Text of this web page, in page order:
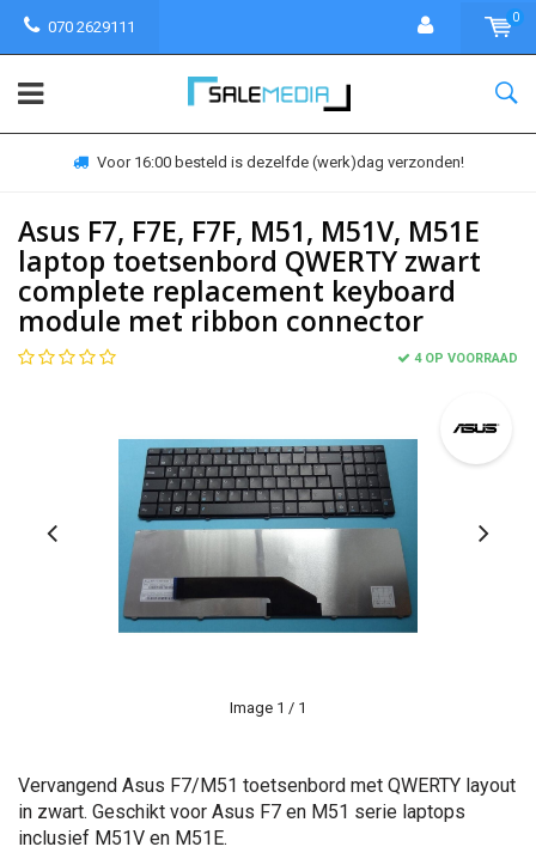
070 2629111
0
Voor 16:00 besteld is dezelfde (werk)dag verzonden!
Asus F7, F7E, F7F, M51, M51V, M51E
laptop toetsenbord QWERTY zwart
complete replacement keyboard
module met ribbon connector
4 OP VOORRAAD
Image 1 / 1
Vervangend Asus F7/M51 toetsenbord met QWERTY layout
in zwart. Geschikt voor Asus F7 en M51 serie laptops
inclusief M51V en M51E.